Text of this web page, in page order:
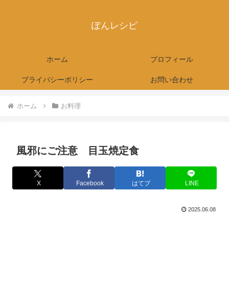
ぽんレシピ
ホーム プロフィール
プライバシーポリシー お問い合わせ
ホーム お料理
風邪にご注意 目玉焼定食
X Facebook はてブ LINE
2025.06.08